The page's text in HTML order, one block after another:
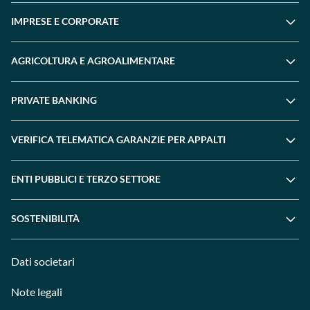
IMPRESE E CORPORATE
AGRICOLTURA E AGROALIMENTARE
PRIVATE BANKING
VERIFICA TELEMATICA GARANZIE PER APPALTI
ENTI PUBBLICI E TERZO SETTORE
SOSTENIBILITÀ
Dati societari
Note legali